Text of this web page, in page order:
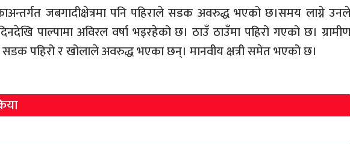
जबगादीक्षेत्रमा पनि पहिराले सडक अवरुद्ध भएको छ।समय लाग्ने उनले
पाल्पामा अविरल वर्षा भइरहेको छ। ठाउँ ठाउँमा पहिरो गएको छ। ग्रामीण
सडक पहिरो र खोलाले अवरुद्ध भएका छन्। मानवीय क्षत्री समेत भएको छ।